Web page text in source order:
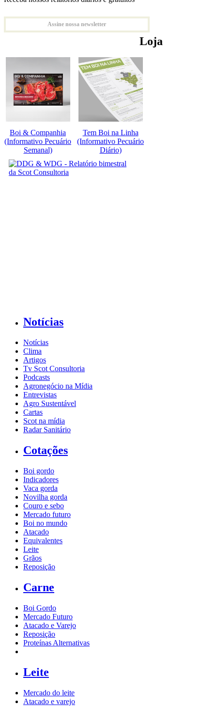
Assine nossa newsletter
Loja
Boi & Companhia
(Informativo Pecuário
Semanal)
Tem Boi na Linha
(Informativo Pecuário
Diário)
Notícias
Notícias
Clima
Artigos
Tv Scot Consultoria
Podcasts
Agronegócio na Mídia
Entrevistas
Agro Sustentável
Cartas
Scot na mídia
Radar Sanitário
Cotações
Boi gordo
Indicadores
Vaca gorda
Novilha gorda
Couro e sebo
Mercado futuro
Boi no mundo
Atacado
Equivalentes
Leite
Grãos
Reposição
Carne
Boi Gordo
Mercado Futuro
Atacado e Varejo
Reposição
Proteínas Alternativas
Leite
Mercado do leite
Atacado e varejo